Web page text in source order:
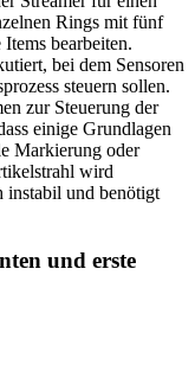
Rings mit fünf
bearbeiten.
bei dem Sensoren
steuern sollen.
zur Steuerung der
einige Grundlagen
Markierung oder
wird
instabil und benötigt
und erste